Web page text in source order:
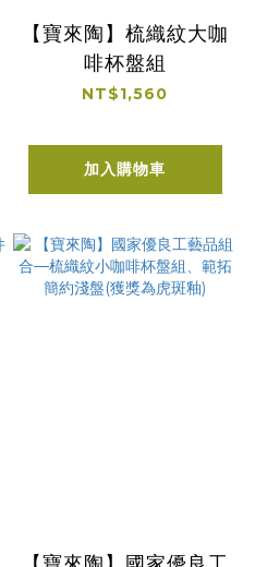
【寶來陶】梳織紋大咖
啡杯盤組
NT$1,560
加入購物車